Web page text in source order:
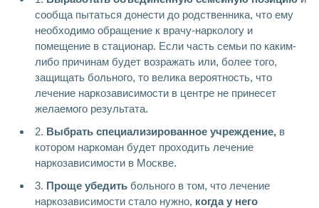
сообща пытаться донести до родственника, что ему
необходимо обращение к врачу-наркологу и
помещение в стационар. Если часть семьи по каким-
либо причинам будет возражать или, более того,
защищать больного, то велика вероятность, что
лечение наркозависимости в центре не принесет
желаемого результата.
2. Выбрать специализированное учреждение, в
котором наркоман будет проходить лечение
наркозависимости в Москве.
3. Проще убедить больного в том, что лечение
наркозависимости стало нужно, когда у него